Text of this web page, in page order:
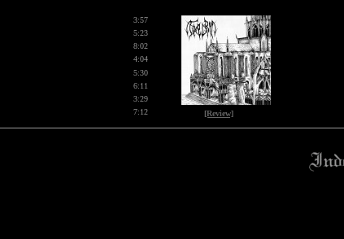
3:57
[Review]
5:23
8:02
4:04
5:30
6:11
3:29
7:12